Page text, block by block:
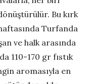
Bu kırk
Turfanda
ve halk arasında
110-170 gr fıstık
aromasıyla en